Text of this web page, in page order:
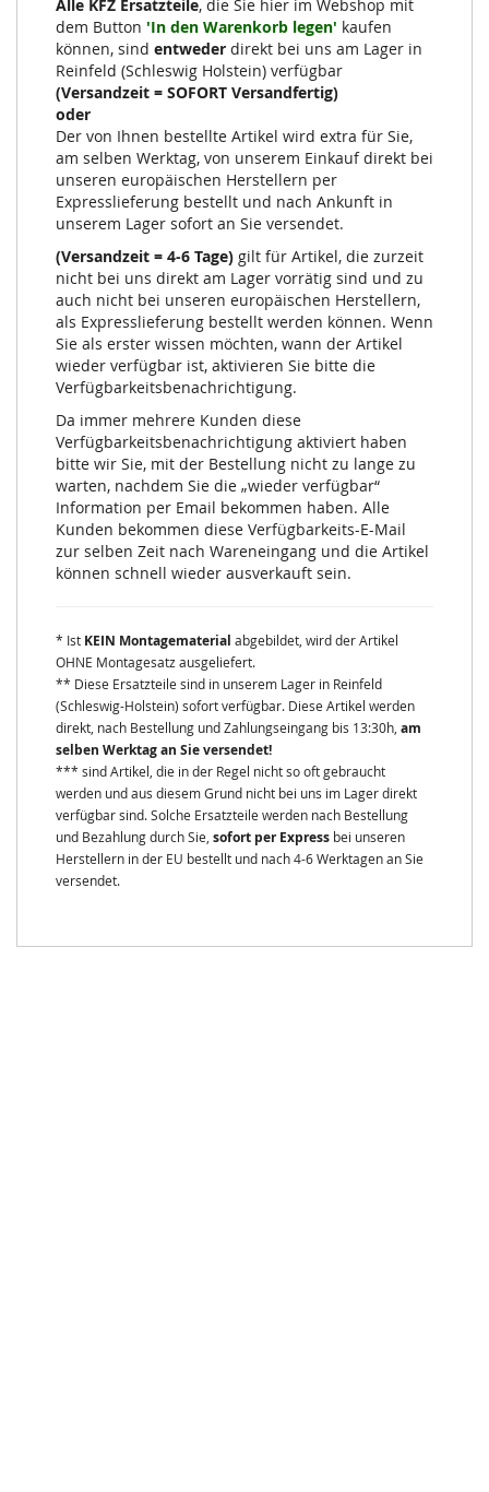
Alle KFZ Ersatzteile, die Sie hier im Webshop mit
dem Button 'In den Warenkorb legen' kaufen
können, sind entweder direkt bei uns am Lager in
Reinfeld (Schleswig Holstein) verfügbar
(Versandzeit = SOFORT Versandfertig)
oder
Der von Ihnen bestellte Artikel wird extra für Sie,
am selben Werktag, von unserem Einkauf direkt bei
unseren europäischen Herstellern per
Expresslieferung bestellt und nach Ankunft in
unserem Lager sofort an Sie versendet.
(Versandzeit = 4-6 Tage) gilt für Artikel, die zurzeit
nicht bei uns direkt am Lager vorrätig sind und zu
auch nicht bei unseren europäischen Herstellern,
als Expresslieferung bestellt werden können. Wenn
Sie als erster wissen möchten, wann der Artikel
wieder verfügbar ist, aktivieren Sie bitte die
Verfügbarkeitsbenachrichtigung.
Da immer mehrere Kunden diese
Verfügbarkeitsbenachrichtigung aktiviert haben
bitte wir Sie, mit der Bestellung nicht zu lange zu
warten, nachdem Sie die „wieder verfügbar“
Information per Email bekommen haben. Alle
Kunden bekommen diese Verfügbarkeits-E-Mail
zur selben Zeit nach Wareneingang und die Artikel
können schnell wieder ausverkauft sein.
* Ist KEIN Montagematerial abgebildet, wird der Artikel
OHNE Montagesatz ausgeliefert.
** Diese Ersatzteile sind in unserem Lager in Reinfeld
(Schleswig-Holstein) sofort verfügbar. Diese Artikel werden
direkt, nach Bestellung und Zahlungseingang bis 13:30h, am
selben Werktag an Sie versendet!
*** sind Artikel, die in der Regel nicht so oft gebraucht
werden und aus diesem Grund nicht bei uns im Lager direkt
verfügbar sind. Solche Ersatzteile werden nach Bestellung
und Bezahlung durch Sie, sofort per Express bei unseren
Herstellern in der EU bestellt und nach 4-6 Werktagen an Sie
versendet.